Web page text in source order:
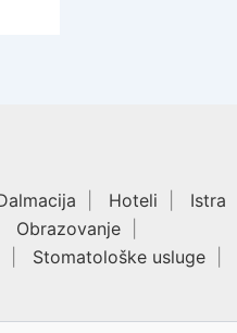
Hoteli
Istra
Obrazovanje
Stomatološke usluge